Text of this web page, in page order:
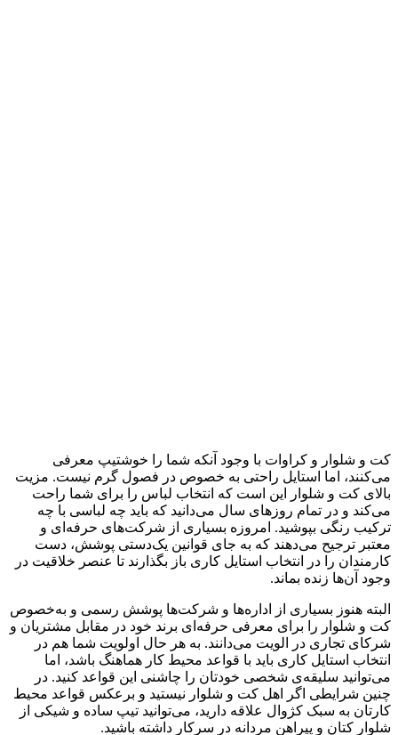
کت و شلوار و کراوات با وجود آنکه شما را خوشتیپ معرفی
می‌کنند، اما استایل راحتی به خصوص در فصول گرم نیست. مزیت
بالای کت و شلوار این است که انتخاب لباس را برای شما راحت
می‌کند و در تمام روزهای سال می‌دانید که باید چه لباسی با چه
ترکیب رنگی بپوشید. امروزه بسیاری از شرکت‌های حرفه‌ای و
معتبر ترجیح می‌دهند که به جای قوانین یک‌دستی پوشش، دست
کارمندان را در انتخاب استایل کاری باز بگذارند تا عنصر خلاقیت در
وجود آن‌ها زنده بماند.
البته هنوز بسیاری از اداره‌ها و شرکت‌ها پوشش رسمی و به‌خصوص
کت و شلوار را برای معرفی حرفه‌ای برند خود در مقابل مشتریان و
شرکای تجاری در الویت می‌دانند. به هر حال اولویت شما هم در
انتخاب استایل کاری باید با قواعد محیط کار هماهنگ باشد، اما
می‌توانید سلیقه‌ی شخصی خودتان را چاشنی این قواعد کنید. در
چنین شرایطی اگر اهل کت و شلوار نیستید و برعکس قواعد محیط
کارتان به سبک کژوال علاقه دارید، می‌توانید تیپ ساده و شیکی از
شلوار کتان و پیراهن مردانه در سرکار داشته باشید.